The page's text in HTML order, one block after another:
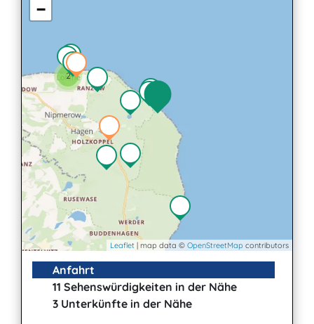
2
−
Leaflet | map data © OpenStreetMap contributors
Anfahrt
11 Sehenswürdigkeiten in der Nähe
3 Unterkünfte in der Nähe